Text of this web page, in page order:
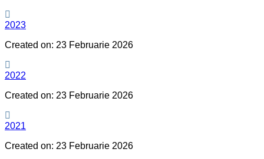
2023
Created on: 23 Februarie 2026
2022
Created on: 23 Februarie 2026
2021
Created on: 23 Februarie 2026